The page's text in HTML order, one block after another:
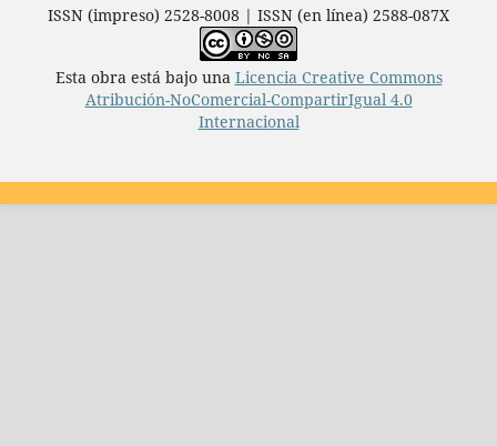
ISSN (impreso) 2528-8008 | ISSN (en línea) 2588-087X
Esta obra está bajo una Licencia Creative Commons
Atribución-NoComercial-CompartirIgual 4.0
Internacional